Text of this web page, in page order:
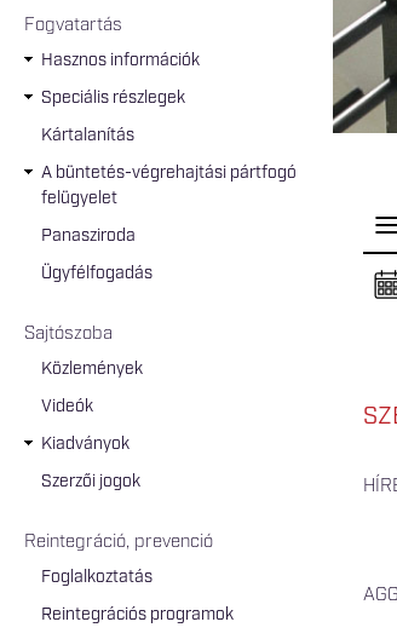
Fogvatartás
Hasznos információk
Speciális részlegek
Kártalanítás
A büntetés-végrehajtási pártfogó
felügyelet
Panasziroda
Ügyfélfogadás
Sajtószoba
Közlemények
Videók
Kiadványok
Szerzői jogok
Reintegráció, prevenció
Foglalkoztatás
Reintegrációs programok
P
e
l
s
a